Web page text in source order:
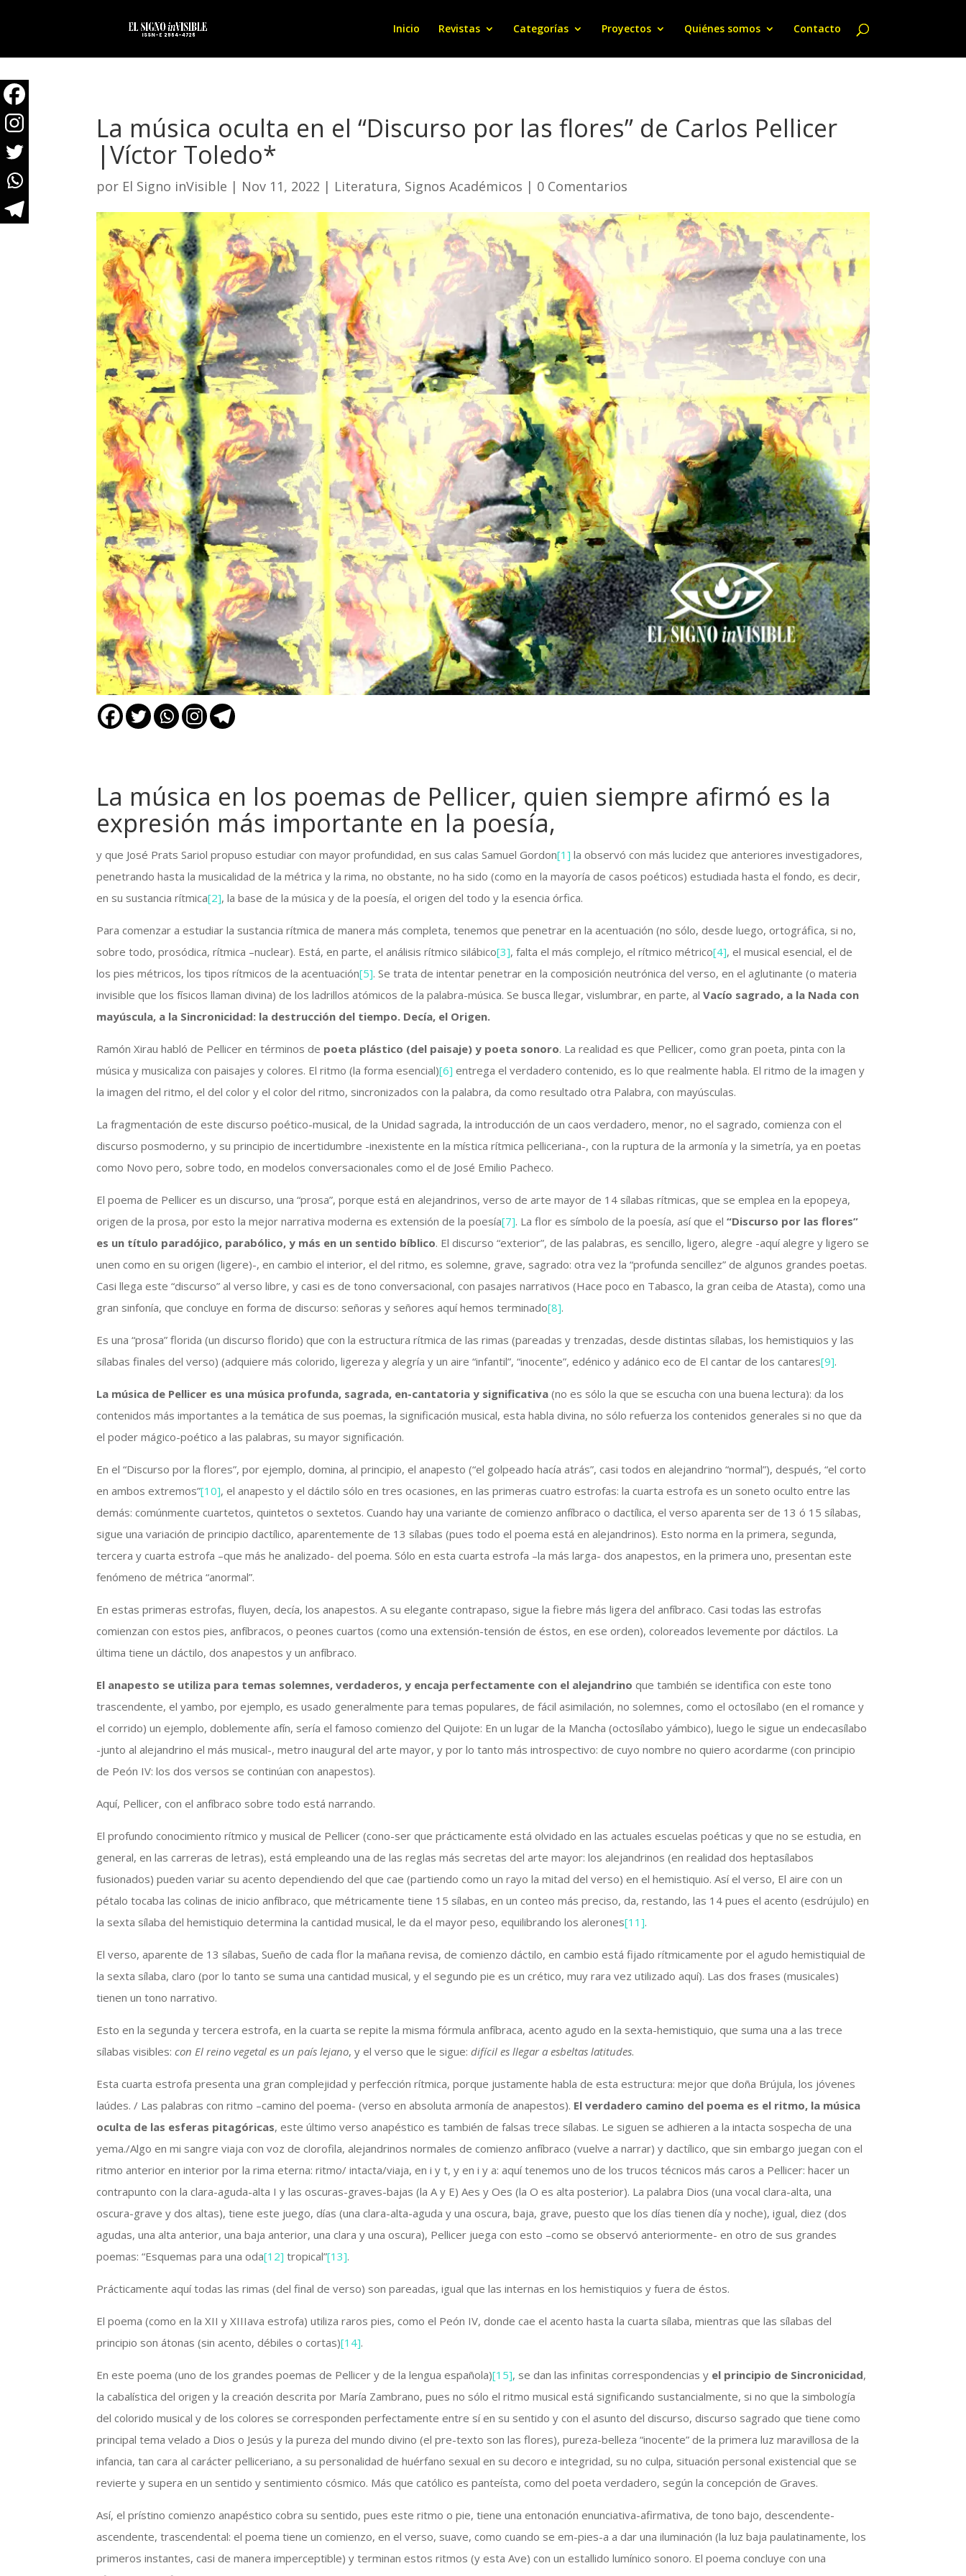
Inicio Revistas Categorías Proyectos Quiénes somos Contacto
La música oculta en el “Discurso por las flores” de Carlos Pellicer
|Víctor Toledo*
por El Signo inVisible | Nov 11, 2022 | Literatura, Signos Académicos | 0 Comentarios
La música en los poemas de Pellicer, quien siempre afirmó es la
expresión más importante en la poesía,
y que José Prats Sariol propuso estudiar con mayor profundidad, en sus calas Samuel Gordon[1] la observó con más lucidez que anteriores investigadores,
penetrando hasta la musicalidad de la métrica y la rima, no obstante, no ha sido (como en la mayoría de casos poéticos) estudiada hasta el fondo, es decir,
en su sustancia rítmica[2], la base de la música y de la poesía, el origen del todo y la esencia órfica.
Para comenzar a estudiar la sustancia rítmica de manera más completa, tenemos que penetrar en la acentuación (no sólo, desde luego, ortográfica, si no,
sobre todo, prosódica, rítmica –nuclear). Está, en parte, el análisis rítmico silábico[3], falta el más complejo, el rítmico métrico[4], el musical esencial, el de
los pies métricos, los tipos rítmicos de la acentuación[5]. Se trata de intentar penetrar en la composición neutrónica del verso, en el aglutinante (o materia
invisible que los físicos llaman divina) de los ladrillos atómicos de la palabra-música. Se busca llegar, vislumbrar, en parte, al Vacío sagrado, a la Nada con
mayúscula, a la Sincronicidad: la destrucción del tiempo. Decía, el Origen.
Ramón Xirau habló de Pellicer en términos de poeta plástico (del paisaje) y poeta sonoro. La realidad es que Pellicer, como gran poeta, pinta con la
música y musicaliza con paisajes y colores. El ritmo (la forma esencial)[6] entrega el verdadero contenido, es lo que realmente habla. El ritmo de la imagen y
la imagen del ritmo, el del color y el color del ritmo, sincronizados con la palabra, da como resultado otra Palabra, con mayúsculas.
La fragmentación de este discurso poético-musical, de la Unidad sagrada, la introducción de un caos verdadero, menor, no el sagrado, comienza con el
discurso posmoderno, y su principio de incertidumbre -inexistente en la mística rítmica pelliceriana-, con la ruptura de la armonía y la simetría, ya en poetas
como Novo pero, sobre todo, en modelos conversacionales como el de José Emilio Pacheco.
El poema de Pellicer es un discurso, una “prosa”, porque está en alejandrinos, verso de arte mayor de 14 sílabas rítmicas, que se emplea en la epopeya,
origen de la prosa, por esto la mejor narrativa moderna es extensión de la poesía[7]. La flor es símbolo de la poesía, así que el“Discurso por las flores”
es un título paradójico, parabólico, y más en un sentido bíblico. El discurso “exterior”, de las palabras, es sencillo, ligero, alegre -aquí alegre y ligero se
unen como en su origen (ligere)-, en cambio el interior, el del ritmo, es solemne, grave, sagrado: otra vez la “profunda sencillez” de algunos grandes poetas.
Casi llega este “discurso” al verso libre, y casi es de tono conversacional, con pasajes narrativos (Hace poco en Tabasco, la gran ceiba de Atasta), como una
gran sinfonía, que concluye en forma de discurso: señoras y señores aquí hemos terminado[8].
Es una “prosa” florida (un discurso florido) que con la estructura rítmica de las rimas (pareadas y trenzadas, desde distintas sílabas, los hemistiquios y las
sílabas finales del verso) (adquiere más colorido, ligereza y alegría y un aire “infantil”, “inocente”, edénico y adánico eco de El cantar de los cantares[9].
La música de Pellicer es una música profunda, sagrada, en-cantatoria y significativa (no es sólo la que se escucha con una buena lectura): da los
contenidos más importantes a la temática de sus poemas, la significación musical, esta habla divina, no sólo refuerza los contenidos generales si no que da
el poder mágico-poético a las palabras, su mayor significación.
En el “Discurso por la flores”, por ejemplo, domina, al principio, el anapesto (“el golpeado hacía atrás”, casi todos en alejandrino “normal”), después, “el corto
en ambos extremos”[10], el anapesto y el dáctilo sólo en tres ocasiones, en las primeras cuatro estrofas: la cuarta estrofa es un soneto oculto entre las
demás: comúnmente cuartetos, quintetos o sextetos. Cuando hay una variante de comienzo anfíbraco o dactílica, el verso aparenta ser de 13 ó 15 sílabas,
sigue una variación de principio dactílico, aparentemente de 13 sílabas (pues todo el poema está en alejandrinos). Esto norma en la primera, segunda,
tercera y cuarta estrofa –que más he analizado- del poema. Sólo en esta cuarta estrofa –la más larga- dos anapestos, en la primera uno, presentan este
fenómeno de métrica “anormal”.
En estas primeras estrofas, fluyen, decía, los anapestos. A su elegante contrapaso, sigue la fiebre más ligera del anfíbraco. Casi todas las estrofas
comienzan con estos pies, anfíbracos, o peones cuartos (como una extensión-tensión de éstos, en ese orden), coloreados levemente por dáctilos. La
última tiene un dáctilo, dos anapestos y un anfíbraco.
El anapesto se utiliza para temas solemnes, verdaderos, y encaja perfectamente con el alejandrino que también se identifica con este tono
trascendente, el yambo, por ejemplo, es usado generalmente para temas populares, de fácil asimilación, no solemnes, como el octosílabo (en el romance y
el corrido) un ejemplo, doblemente afín, sería el famoso comienzo del Quijote: En un lugar de la Mancha (octosílabo yámbico), luego le sigue un endecasílabo
-junto al alejandrino el más musical-, metro inaugural del arte mayor, y por lo tanto más introspectivo: de cuyo nombre no quiero acordarme (con principio
de Peón IV: los dos versos se continúan con anapestos).
Aquí, Pellicer, con el anfíbraco sobre todo está narrando.
El profundo conocimiento rítmico y musical de Pellicer (cono-ser que prácticamente está olvidado en las actuales escuelas poéticas y que no se estudia, en
general, en las carreras de letras), está empleando una de las reglas más secretas del arte mayor: los alejandrinos (en realidad dos heptasílabos
fusionados) pueden variar su acento dependiendo del que cae (partiendo como un rayo la mitad del verso) en el hemistiquio. Así el verso, El aire con un
pétalo tocaba las colinas de inicio anfíbraco, que métricamente tiene 15 sílabas, en un conteo más preciso, da, restando, las 14 pues el acento (esdrújulo) en
la sexta sílaba del hemistiquio determina la cantidad musical, le da el mayor peso, equilibrando los alerones[11].
El verso, aparente de 13 sílabas, Sueño de cada flor la mañana revisa, de comienzo dáctilo, en cambio está fijado rítmicamente por el agudo hemistiquial de
la sexta sílaba, claro (por lo tanto se suma una cantidad musical, y el segundo pie es un crético, muy rara vez utilizado aquí). Las dos frases (musicales)
tienen un tono narrativo.
Esto en la segunda y tercera estrofa, en la cuarta se repite la misma fórmula anfíbraca, acento agudo en la sexta-hemistiquio, que suma una a las trece
sílabas visibles:con El reino vegetal es un país lejano, y el verso que le sigue:difícil es llegar a esbeltas latitudes.
Esta cuarta estrofa presenta una gran complejidad y perfección rítmica, porque justamente habla de esta estructura: mejor que doña Brújula, los jóvenes
laúdes. / Las palabras con ritmo –camino del poema- (verso en absoluta armonía de anapestos). El verdadero camino del poema es el ritmo, la música
oculta de las esferas pitagóricas, este último verso anapéstico es también de falsas trece sílabas. Le siguen se adhieren a la intacta sospecha de una
yema./Algo en mi sangre viaja con voz de clorofila, alejandrinos normales de comienzo anfíbraco (vuelve a narrar) y dactílico, que sin embargo juegan con el
ritmo anterior en interior por la rima eterna: ritmo/ intacta/viaja, en i y t, y en i y a: aquí tenemos uno de los trucos técnicos más caros a Pellicer: hacer un
contrapunto con la clara-aguda-alta I y las oscuras-graves-bajas (la A y E) Aes y Oes (la O es alta posterior). La palabra Dios (una vocal clara-alta, una
oscura-grave y dos altas), tiene este juego, días (una clara-alta-aguda y una oscura, baja, grave, puesto que los días tienen día y noche), igual, diez (dos
agudas, una alta anterior, una baja anterior, una clara y una oscura), Pellicer juega con esto –como se observó anteriormente- en otro de sus grandes
poemas: “Esquemas para una oda[12] tropical”[13].
Prácticamente aquí todas las rimas (del final de verso) son pareadas, igual que las internas en los hemistiquios y fuera de éstos.
El poema (como en la XII y XIIIava estrofa) utiliza raros pies, como el Peón IV, donde cae el acento hasta la cuarta sílaba, mientras que las sílabas del
principio son átonas (sin acento, débiles o cortas)[14].
En este poema (uno de los grandes poemas de Pellicer y de la lengua española)[15], se dan las infinitas correspondencias y el principio de Sincronicidad,
la cabalística del origen y la creación descrita por María Zambrano, pues no sólo el ritmo musical está significando sustancialmente, si no que la simbología
del colorido musical y de los colores se corresponden perfectamente entre sí en su sentido y con el asunto del discurso, discurso sagrado que tiene como
principal tema velado a Dios o Jesús y la pureza del mundo divino (el pre-texto son las flores), pureza-belleza “inocente” de la primera luz maravillosa de la
infancia, tan cara al carácter pelliceriano, a su personalidad de huérfano sexual en su decoro e integridad, su no culpa, situación personal existencial que se
revierte y supera en un sentido y sentimiento cósmico. Más que católico es panteísta, como del poeta verdadero, según la concepción de Graves.
Así, el prístino comienzo anapéstico cobra su sentido, pues este ritmo o pie, tiene una entonación enunciativa-afirmativa, de tono bajo, descendente-
ascendente, trascendental: el poema tiene un comienzo, en el verso, suave, como cuando se em-pies-a a dar una iluminación (la luz baja paulatinamente, los
primeros instantes, casi de manera imperceptible) y terminan estos ritmos (y esta Ave) con un estallido lumínico sonoro. El poema concluye con una